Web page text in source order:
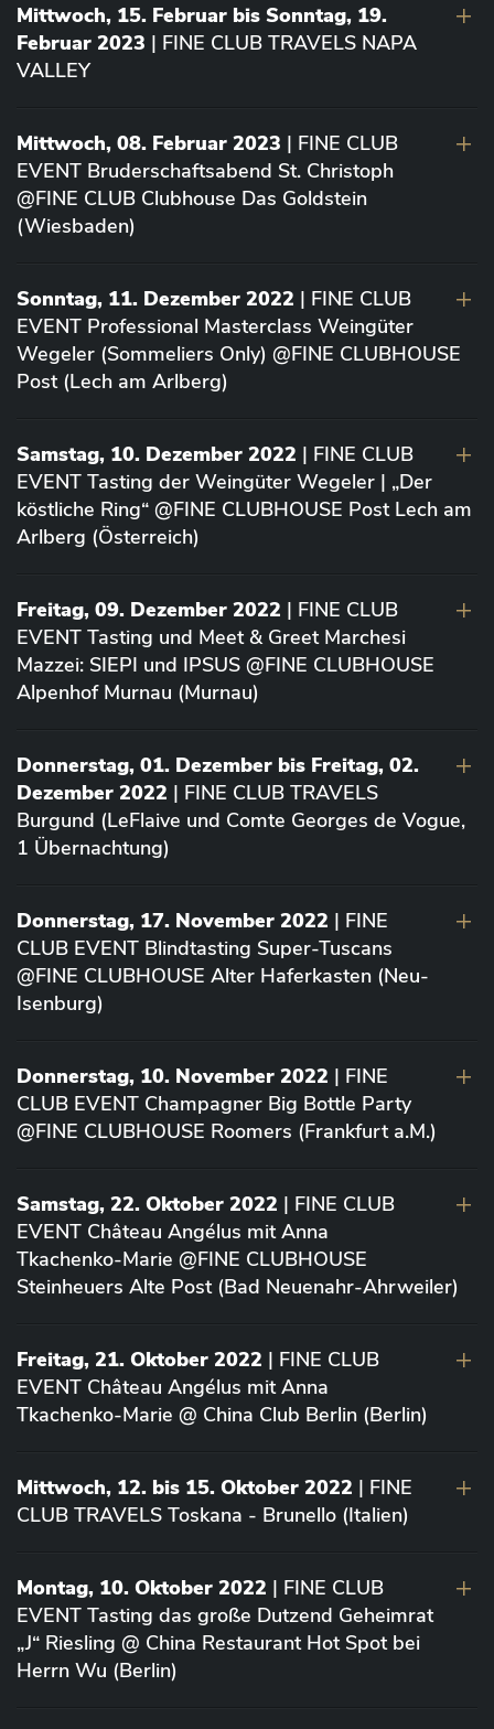
Mittwoch, 15. Februar bis Sonntag, 19.
Februar 2023 | FINE CLUB TRAVELS NAPA
VALLEY
Mittwoch, 08. Februar 2023 | FINE CLUB
EVENT Bruderschaftsabend St. Christoph
@FINE CLUB Clubhouse Das Goldstein
(Wiesbaden)
Sonntag, 11. Dezember 2022 | FINE CLUB
EVENT Professional Masterclass Weingüter
Wegeler (Sommeliers Only) @FINE CLUBHOUSE
Post (Lech am Arlberg)
Samstag, 10. Dezember 2022 | FINE CLUB
EVENT Tasting der Weingüter Wegeler | „Der
köstliche Ring“ @FINE CLUBHOUSE Post Lech am
Arlberg (Österreich)
Freitag, 09. Dezember 2022 | FINE CLUB
EVENT Tasting und Meet & Greet Marchesi
Mazzei: SIEPI und IPSUS @FINE CLUBHOUSE
Alpenhof Murnau (Murnau)
Donnerstag, 01. Dezember bis Freitag, 02.
Dezember 2022 | FINE CLUB TRAVELS
Burgund (LeFlaive und Comte Georges de Vogue,
1 Übernachtung)
Donnerstag, 17. November 2022 | FINE
CLUB EVENT Blindtasting Super-Tuscans
@FINE CLUBHOUSE Alter Haferkasten (Neu-
Isenburg)
Donnerstag, 10. November 2022 | FINE
CLUB EVENT Champagner Big Bottle Party
@FINE CLUBHOUSE Roomers (Frankfurt a.M.)
Samstag, 22. Oktober 2022 | FINE CLUB
EVENT Château Angélus mit Anna
Tkachenko-Marie @FINE CLUBHOUSE
Steinheuers Alte Post (Bad Neuenahr-Ahrweiler)
Freitag, 21. Oktober 2022 | FINE CLUB
EVENT Château Angélus mit Anna
Tkachenko-Marie @ China Club Berlin (Berlin)
Mittwoch, 12. bis 15. Oktober 2022 | FINE
CLUB TRAVELS Toskana - Brunello (Italien)
Montag, 10. Oktober 2022 | FINE CLUB
EVENT Tasting das große Dutzend Geheimrat
„J“ Riesling @ China Restaurant Hot Spot bei
Herrn Wu (Berlin)